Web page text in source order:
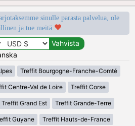
sinulle parasta palvelua, ole
ja tue meitä
Treffit Bourgogne-Franche-Comté
Centre-Val de Loire Treffit Corse
Treffit Grand Est Treffit Grande-Terre
Guyane Treffit Hauts-de-France